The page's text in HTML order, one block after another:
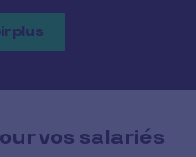
plus
vos salariés